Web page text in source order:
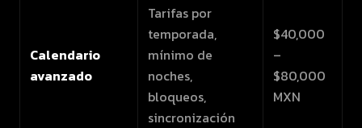
Calendario
avanzado
Tarifas por
temporada,
mínimo de
noches,
bloqueos,
sincronización
$40,000
–
$80,000
MXN